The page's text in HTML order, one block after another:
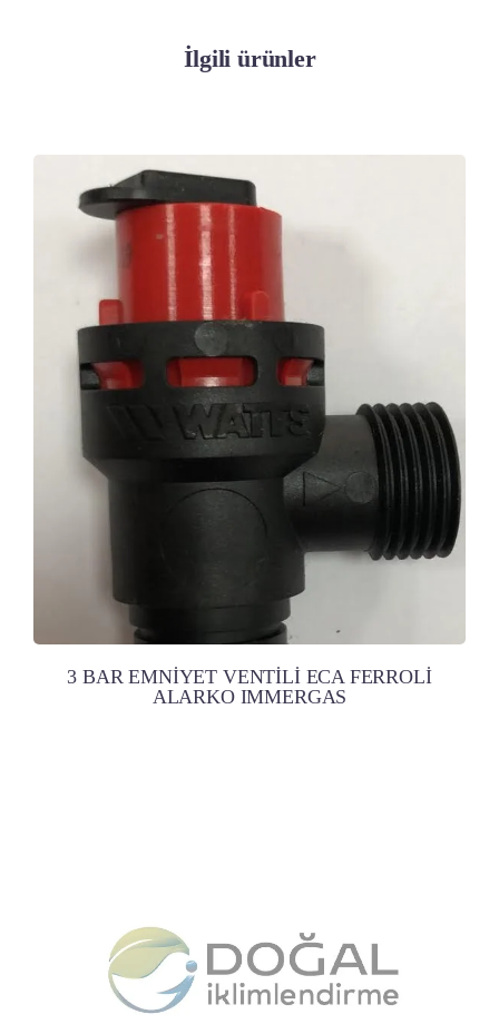
İlgili ürünler
3 BAR EMNİYET VENTİLİ ECA FERROLİ
ALARKO IMMERGAS